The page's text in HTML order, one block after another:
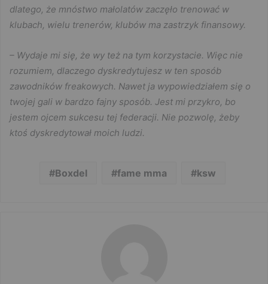
dlatego, że mnóstwo małolatów zaczęło trenować w
klubach, wielu trenerów, klubów ma zastrzyk finansowy.
– Wydaje mi się, że wy też na tym korzystacie. Więc nie
rozumiem, dlaczego dyskredytujesz w ten sposób
zawodników freakowych. Nawet ja wypowiedziałem się o
twojej gali w bardzo fajny sposób. Jest mi przykro, bo
jestem ojcem sukcesu tej federacji. Nie pozwolę, żeby
ktoś dyskredytował moich ludzi.
Boxdel fame mma ksw